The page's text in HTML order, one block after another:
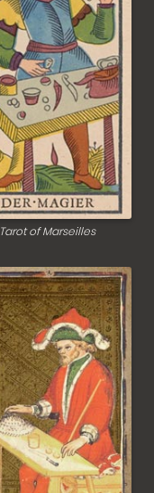
Tarot of Marseilles